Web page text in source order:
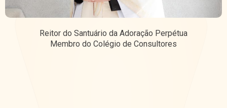
Reitor do Santuário da Adoração Perpétua
Membro do Colégio de Consultores